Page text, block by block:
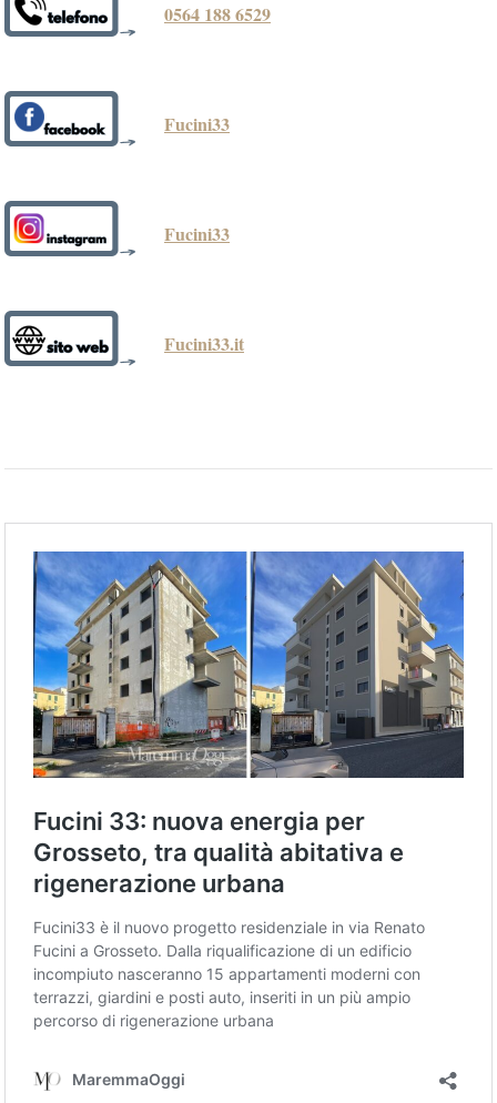
0564 188 6529
Fucini33
Fucini33
Fucini33.it